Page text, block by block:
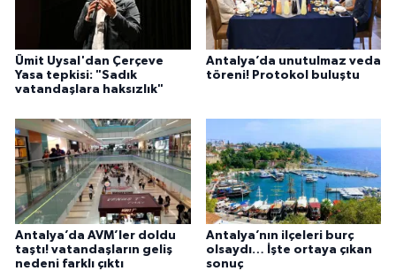
Ümit Uysal'dan Çerçeve
Yasa tepkisi: "Sadık
vatandaşlara haksızlık"
Antalya’da unutulmaz veda
töreni! Protokol buluştu
Antalya’da AVM’ler doldu
taştı! vatandaşların geliş
nedeni farklı çıktı
Antalya’nın ilçeleri burç
olsaydı… İşte ortaya çıkan
sonuç